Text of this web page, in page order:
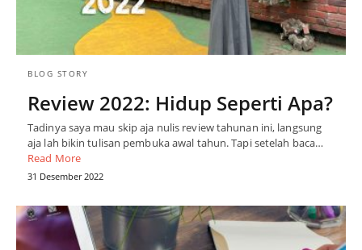
BLOG STORY
Review 2022: Hidup Seperti Apa?
Tadinya saya mau skip aja nulis review tahunan ini, langsung
aja lah bikin tulisan pembuka awal tahun. Tapi setelah baca…
Read More
31 Desember 2022